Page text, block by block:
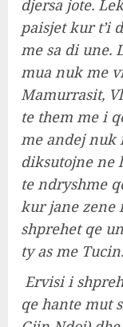
djersa jote.
paisjet kur t’i
me sa di une.
mua nuk me
Mamurrasit,
te them me i
me andej nuk
diksutojne ne
te ndryshme
kur jane
shprehet qe
ty as me Tucin.
Ervisi i
qe hante mut